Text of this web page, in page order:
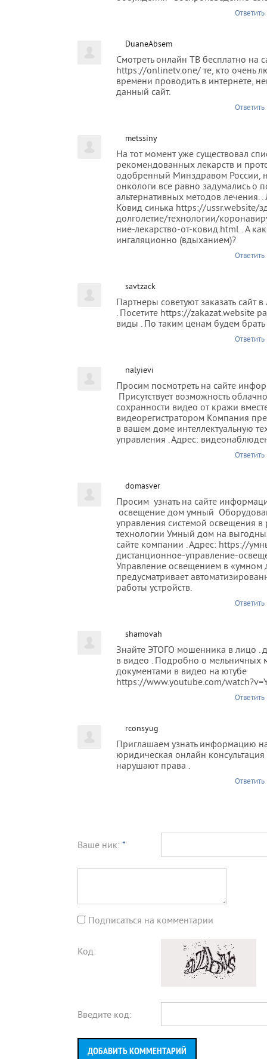
Ответить
DuaneAbsem
Смотреть онлайн ТВ бесплатно на
https://onlinetv.one/ те, кто очень
времени проводить в интернете,
данный сайт.
Ответить
metssiny
На тот момент уже существовал
рекомендованных лекарств и
одобренный Минздравом России,
онкологи все равно задумались о
альтернативных методов лечения. .
Ковид синька https://ussr.website/
долголетие/технологии/
ние-лекарство-от-ковид.html . А
ингаляционно (вдыханием)?
Ответить
savtzack
Партнеры советуют заказать сайт
. Посетите https://zakazat.website
виды . По таким ценам будем брать
Ответить
nalyievi
Просим посмотреть на сайте
Присутствует возможность
сохранности видео от кражи
видеорегистратором Компания
в вашем доме интеллектуальную
управления . Адрес:
Ответить
domasver
Просим узнать на сайте
освещение дом умный
управления системой освещения в
технологии Умный дом на
сайте компании . Адрес: https://
дистанционное-управление-
Управление освещением в «умном
предусматривает
работы устройств.
Ответить
shamovah
Знайте ЭТОГО мошенника в лицо .
в видео . Подробно о мельничных
документами в видео на ютубе
https://www.youtube.com/
Ответить
rconsyug
Приглашаем узнать информацию
юридическая онлайн консультация
нарушают права .
Ответить
Ваше ник: *
Подписаться на комментарии
Код:
Введите код:
ДОБАВИТЬ КОММЕНТАРИЙ